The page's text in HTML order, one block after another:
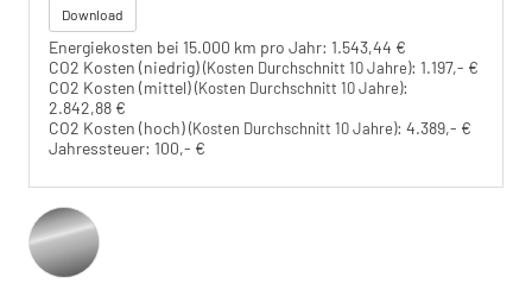
Download
Energiekosten bei 15.000 km pro Jahr: 1.543,44 €
CO2 Kosten (niedrig)(Kosten Durchschnitt 10 Jahre): 1.197,- €
CO2 Kosten (mittel)(Kosten Durchschnitt 10 Jahre):
2.842,88 €
CO2 Kosten (hoch)(Kosten Durchschnitt 10 Jahre): 4.389,- €
Jahressteuer: 100,- €